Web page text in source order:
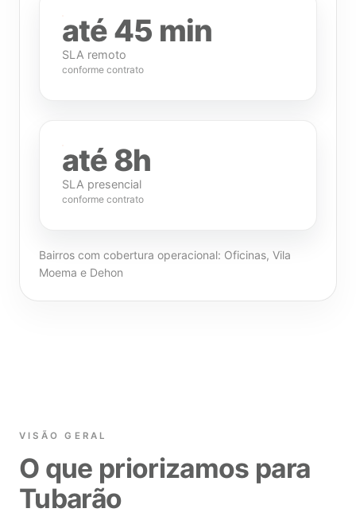
até 45 min
SLA remoto
conforme contrato
até 8h
SLA presencial
conforme contrato
Bairros com cobertura operacional: Oficinas, Vila
Moema e Dehon
VISÃO GERAL
O que priorizamos para
Tubarão